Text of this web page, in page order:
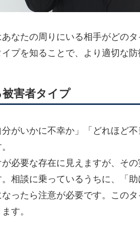
なたの周りにいる相手がどの
プを知ることで、より適切な防
害者タイプ
がいかに不幸か」「どれほど
必要な存在に見えますが、そ
相談に乗っているうちに、「
ったら注意が必要です。この
す。